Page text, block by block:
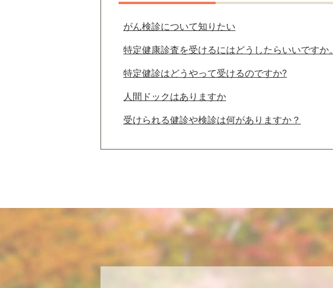
がん検診について知りたい
特定健康診査を受けるにはどうしたらいいですか。
特定健診はどうやって受けるのですか?
人間ドックはありますか
受けられる健診や検診は何がありますか？